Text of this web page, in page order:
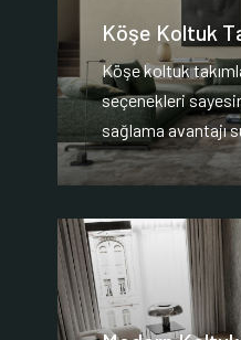
Köşe Koltuk
Köşe koltuk
seçenekleri
sağlama avantajı